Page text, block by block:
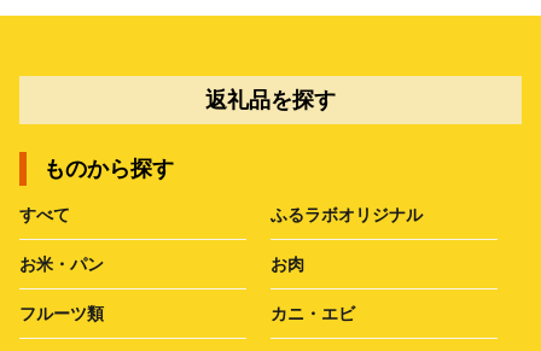
返礼品を探す
ものから探す
すべて ふるラボオリジナル
お米・パン お肉
フルーツ類 カニ・エビ